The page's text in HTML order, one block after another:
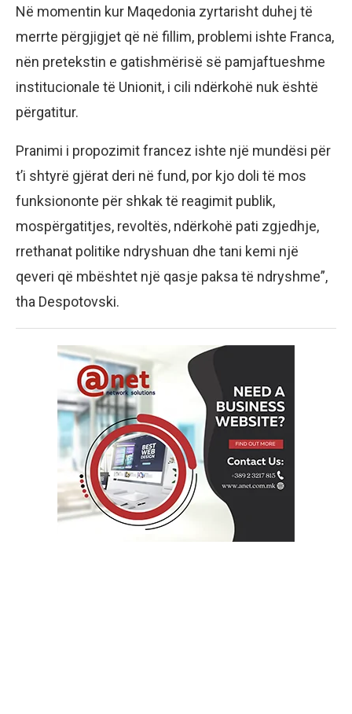
Në momentin kur Maqedonia zyrtarisht duhej të
merrte përgjigjet që në fillim, problemi ishte Franca,
nën pretekstin e gatishmërisë së pamjaftueshme
institucionale të Unionit, i cili ndërkohë nuk është
përgatitur.
Pranimi i propozimit francez ishte një mundësi për
t’i shtyrë gjërat deri në fund, por kjo doli të mos
funksiononte për shkak të reagimit publik,
mospërgatitjes, revoltës, ndërkohë pati zgjedhje,
rrethanat politike ndryshuan dhe tani kemi një
qeveri që mbështet një qasje paksa të ndryshme”,
tha Despotovski.